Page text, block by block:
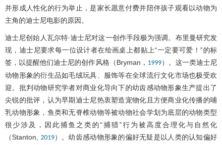
并形成人性化的行为举止，是家长愿意付费并陪伴孩子观看以动物为
主角的迪士尼电影的原因。
迪士尼创始人瓦尔特·迪士尼对这一创作手段极为强调。布里曼研究发
现，迪士尼要求每一位设计者在绘画桌上都贴上“一定要可爱！”的标
签，以提醒他们迪士尼的创作风格（Bryman， 1999）。这一类迪士尼
动物形象的衍生品如毛绒玩具、服饰等在全球流行文化市场也极受欢
迎。批判动物研究学者对商业化导向下的幼齿感动物形象生产提出了
尖锐的批评，认为早期迪士尼热衷塑造宠物化且方便商业化传播的哺
乳动物形象，鱼类和无脊椎动物等被动物社会学划为底层的动物类型
很少涉及，因此捕鱼之类的“捕猎”行为被高度合理化与自然化
（Stanton, 2019）。幼齿感动物形象的偏好无疑是以人类的认知偏好